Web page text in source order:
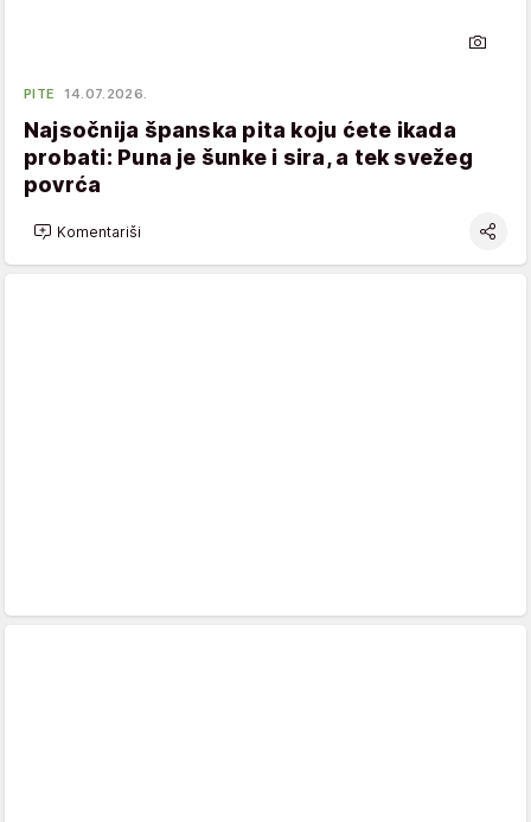
PITE 14.07.2026.
Najsočnija španska pita koju ćete ikada
probati: Puna je šunke i sira, a tek svežeg
povrća
Komentariši